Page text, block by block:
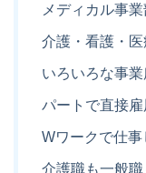
メディカル事業
介護・看護・
いろいろな事
パートで直接
Wワークで仕
介護職も一般